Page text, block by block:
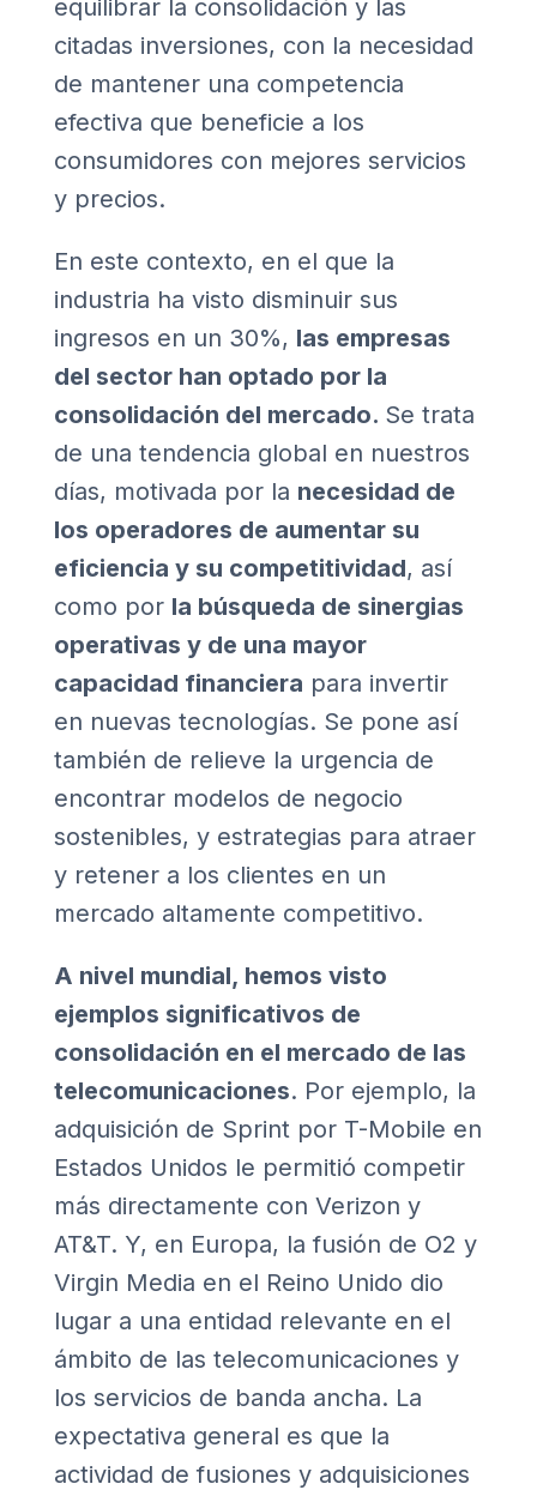
equilibrar la consolidación y las
citadas inversiones, con la necesidad
de mantener una competencia
efectiva que beneficie a los
consumidores con mejores servicios
y precios.
En este contexto, en el que la
industria ha visto disminuir sus
ingresos en un 30%, las empresas
del sector han optado por la
consolidación del mercado. Se trata
de una tendencia global en nuestros
días, motivada por la necesidad de
los operadores de aumentar su
eficiencia y su competitividad, así
como por la búsqueda de sinergias
operativas y de una mayor
capacidad financiera para invertir
en nuevas tecnologías. Se pone así
también de relieve la urgencia de
encontrar modelos de negocio
sostenibles, y estrategias para atraer
y retener a los clientes en un
mercado altamente competitivo.
A nivel mundial, hemos visto
ejemplos significativos de
consolidación en el mercado de las
telecomunicaciones. Por ejemplo, la
adquisición de Sprint por T-Mobile en
Estados Unidos le permitió competir
más directamente con Verizon y
AT&T. Y, en Europa, la fusión de O2 y
Virgin Media en el Reino Unido dio
lugar a una entidad relevante en el
ámbito de las telecomunicaciones y
los servicios de banda ancha. La
expectativa general es que la
actividad de fusiones y adquisiciones